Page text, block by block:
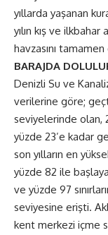
yıllarda yaşanan
yılın kış ve
havzasını
BARAJDA
Denizli Su ve
verilerine göre;
seviyelerinde olan,
yüzde 23’e kadar
son yılların en
yüzde 82 ile
ve yüzde 97
seviyesine erişti.
kent merkezi içme